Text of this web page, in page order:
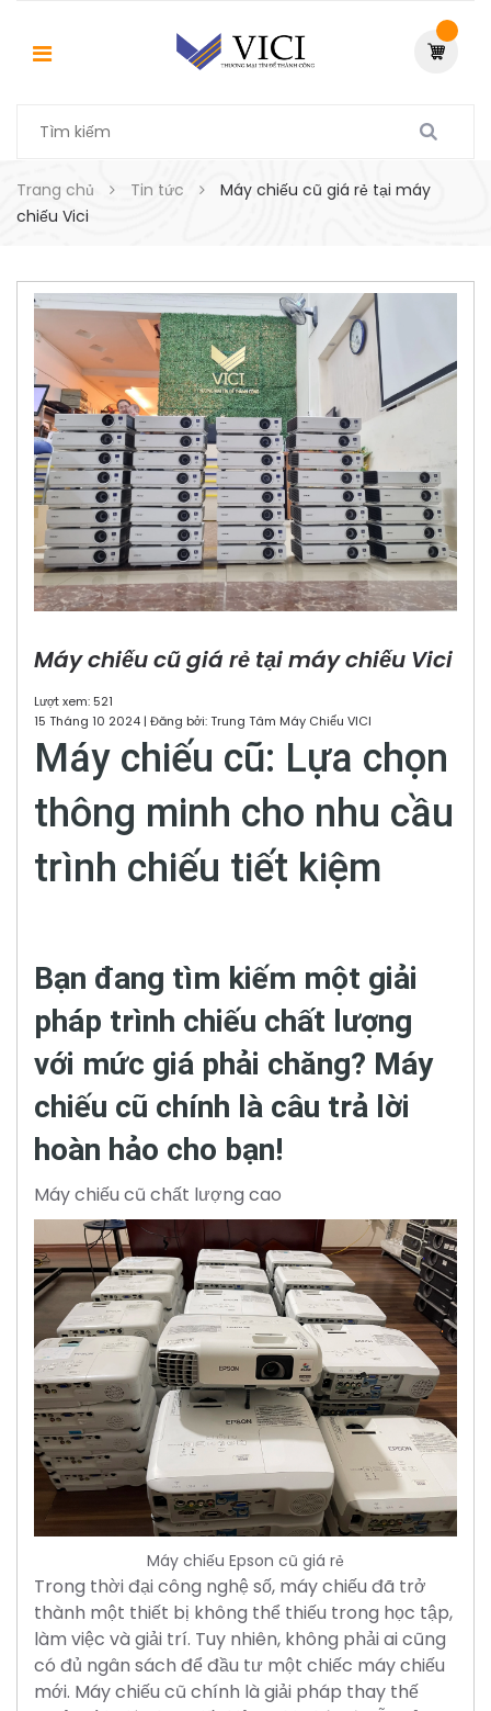
Trang chủ Tin tức
Máy chiếu cũ giá rẻ tại máy
chiếu Vici
Máy chiếu cũ giá rẻ tại máy chiếu Vici
Lượt xem: 521
15 Tháng 10 2024 | Đăng bởi: Trung Tâm Máy Chiếu VICI
Máy chiếu cũ: Lựa chọn
thông minh cho nhu cầu
trình chiếu tiết kiệm
Bạn đang tìm kiếm một giải
pháp trình chiếu chất lượng
với mức giá phải chăng? Máy
chiếu cũ chính là câu trả lời
hoàn hảo cho bạn!
Máy chiếu cũ chất lượng cao
Máy chiếu Epson cũ giá rẻ
Trong thời đại công nghệ số, máy chiếu đã trở
thành một thiết bị không thể thiếu trong học tập,
làm việc và giải trí. Tuy nhiên, không phải ai cũng
có đủ ngân sách để đầu tư một chiếc máy chiếu
mới. Máy chiếu cũ chính là giải pháp thay thế